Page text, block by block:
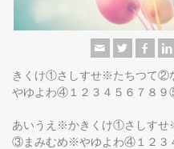
きくけ①さしすせ※たちつて
やゆよわ④１２３４５６７８
あいうえ※かきくけ①さしす
③まみむめ※やゆよわ④１２３